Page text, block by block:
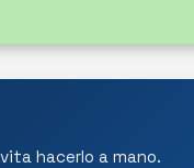
hacerlo a mano.